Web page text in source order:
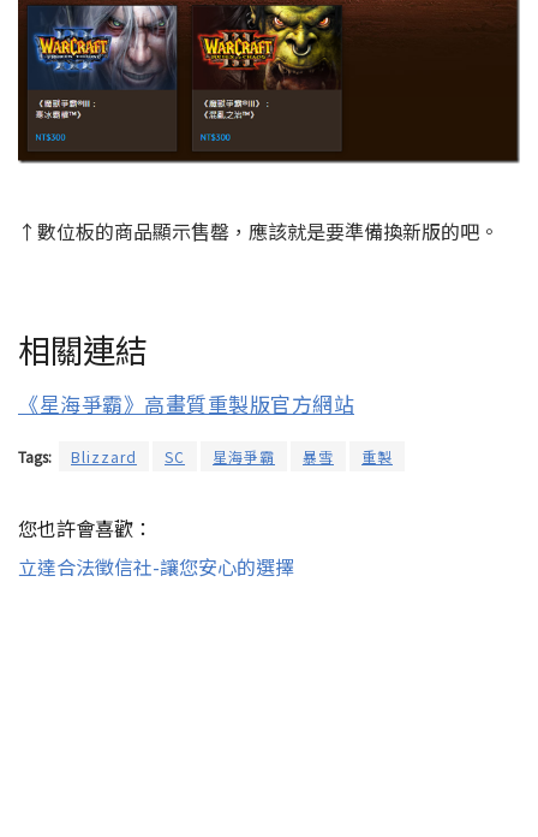
↑數位板的商品顯示售罄，應該就是要準備換新版的吧。
相關連結
《星海爭霸》高畫質重製版官方網站
Tags: Blizzard SC 星海爭霸 暴雪 重製
您也許會喜歡：
立達合法徵信社-讓您安心的選擇